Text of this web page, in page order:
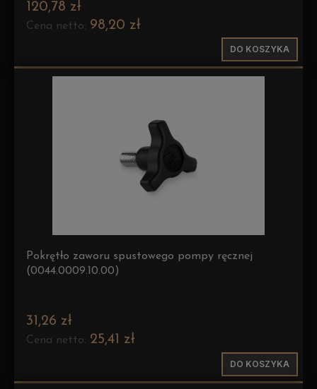
120,78 zł
Cena netto: 98,20 zł
DO KOSZYKA
Pokrętło zaworu spustowego pompy ręcznej
(0044.0009.10.00)
31,26 zł
Cena netto: 25,41 zł
DO KOSZYKA